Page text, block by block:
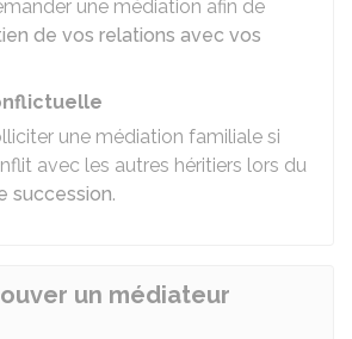
une médiation afin de
de vos relations avec vos
une médiation familiale si
avec les autres héritiers lors du
succession.
un médiateur